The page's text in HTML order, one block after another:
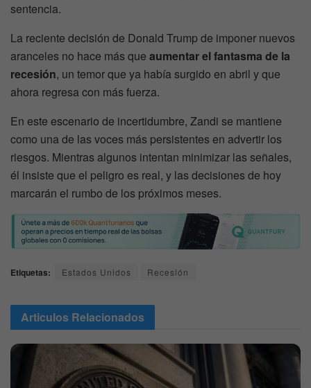
sentencia.
La reciente decisión de Donald Trump de imponer nuevos
aranceles no hace más que aumentar el fantasma de la
recesión, un temor que ya había surgido en abril y que
ahora regresa con más fuerza.
En este escenario de incertidumbre, Zandi se mantiene
como una de las voces más persistentes en advertir los
riesgos. Mientras algunos intentan minimizar las señales,
él insiste que el peligro es real, y las decisiones de hoy
marcarán el rumbo de los próximos meses.
Etiquetas: Estados Unidos Recesión
Articulos Relacionados